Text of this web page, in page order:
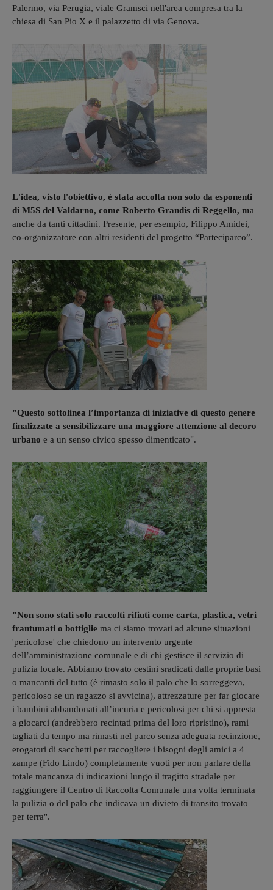
Palermo, via Perugia, viale Gramsci nell'area compresa tra la
chiesa di San Pio X e il palazzetto di via Genova.
L'idea, visto l'obiettivo, è stata accolta non solo da esponenti
di M5S del Valdarno, come Roberto Grandis di Reggello, ma
anche da tanti cittadini. Presente, per esempio, Filippo Amidei,
co-organizzatore con altri residenti del progetto “Parteciparco”.
"Questo sottolinea l’importanza di iniziative di questo genere
finalizzate a sensibilizzare una maggiore attenzione al decoro
urbano e a un senso civico spesso dimenticato".
"Non sono stati solo raccolti rifiuti come carta, plastica, vetri
frantumati o bottiglie ma ci siamo trovati ad alcune situazioni
'pericolose' che chiedono un intervento urgente
dell’amministrazione comunale e di chi gestisce il servizio di
pulizia locale. Abbiamo trovato cestini sradicati dalle proprie basi
o mancanti del tutto (è rimasto solo il palo che lo sorreggeva,
pericoloso se un ragazzo si avvicina), attrezzature per far giocare
i bambini abbandonati all’incuria e pericolosi per chi si appresta
a giocarci (andrebbero recintati prima del loro ripristino), rami
tagliati da tempo ma rimasti nel parco senza adeguata recinzione,
erogatori di sacchetti per raccogliere i bisogni degli amici a 4
zampe (Fido Lindo) completamente vuoti per non parlare della
totale mancanza di indicazioni lungo il tragitto stradale per
raggiungere il Centro di Raccolta Comunale una volta terminata
la pulizia o del palo che indicava un divieto di transito trovato
per terra".